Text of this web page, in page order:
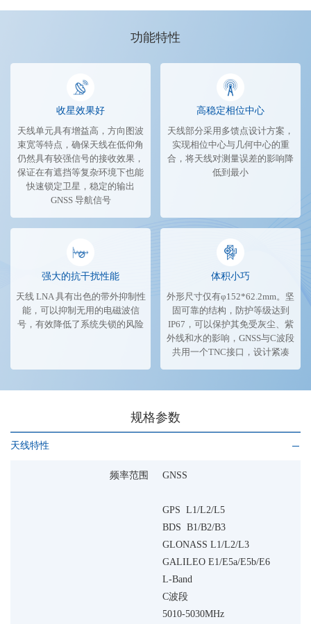
功能特性
收星效果好
天线单元具有增益高，方向图波
束宽等特点，确保天线在低仰角
仍然具有较强信号的接收效果，
保证在有遮挡等复杂环境下也能
快速锁定卫星，稳定的输出
GNSS 导航信号
高稳定相位中心
天线部分采用多馈点设计方案，
实现相位中心与几何中心的重
合，将天线对测量误差的影响降
低到最小
强大的抗干扰性能
天线 LNA 具有出色的带外抑制性
能，可以抑制无用的电磁波信
号，有效降低了系统失锁的风险
体积小巧
外形尺寸仅有φ152*62.2mm。坚
固可靠的结构，防护等级达到
IP67，可以保护其免受灰尘、紫
外线和水的影响，GNSS与C波段
共用一个TNC接口，设计紧凑
规格参数
天线特性
频率范围 GNSS
GPS L1/L2/L5
BDS B1/B2/B3
GLONASS L1/L2/L3
GALILEO E1/E5a/E5b/E6
L-Band
C波段
5010-5030MHz